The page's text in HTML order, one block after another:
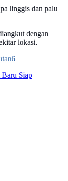
linggis dan palu
dengan
lokasi.
Baru Siap